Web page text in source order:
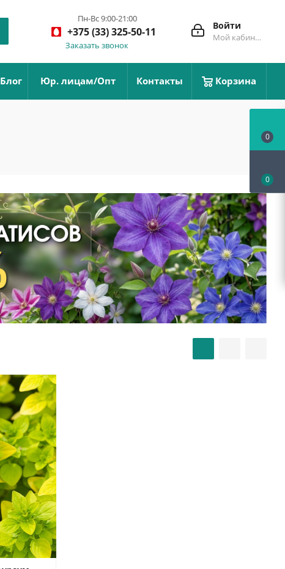
Войти
Мой кабинет
Пн-Вс 9:00-21:00
+375 (33) 325-50-11
Заказать звонок
Блог Юр. лицам/Опт Контакты Корзина
0
0